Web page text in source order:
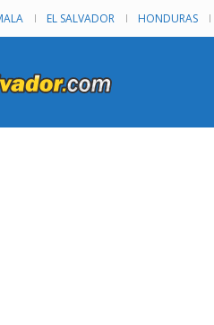
EL SALVADOR HONDURAS